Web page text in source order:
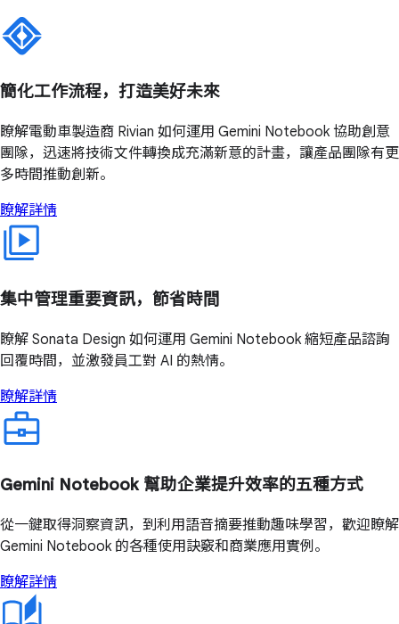
簡化工作流程，打造美好未來
瞭解電動車製造商 Rivian 如何運用 Gemini Notebook 協助創意
團隊，迅速將技術文件轉換成充滿新意的計畫，讓產品團隊有更
多時間推動創新。
瞭解詳情
集中管理重要資訊，節省時間
瞭解 Sonata Design 如何運用 Gemini Notebook 縮短產品諮詢
回覆時間，並激發員工對 AI 的熱情。
瞭解詳情
Gemini Notebook 幫助企業提升效率的五種方式
從一鍵取得洞察資訊，到利用語音摘要推動趣味學習，歡迎瞭解
Gemini Notebook 的各種使用訣竅和商業應用實例。
瞭解詳情